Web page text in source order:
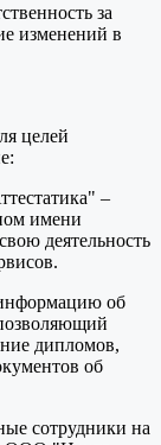
за
изменений в
целей
–
имени
деятельность
об
дипломов,
об
сотрудники на